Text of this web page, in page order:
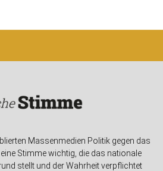
Massenmedien Politik gegen das
Stimme wichtig, die das nationale
stellt und der Wahrheit verpflichtet